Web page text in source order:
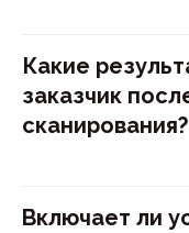
Какие
заказчик
сканирования?
Включает ли